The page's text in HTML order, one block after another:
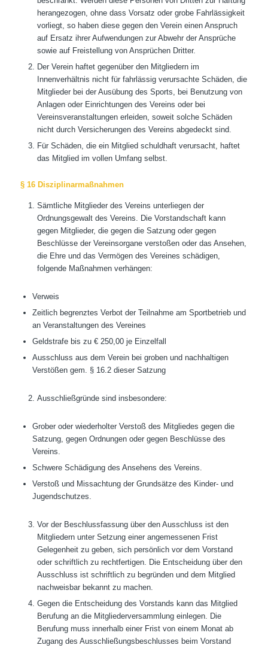
herangezogen, ohne dass Vorsatz oder grobe Fahrlässigkeit
vorliegt, so haben diese gegen den Verein einen Anspruch
auf Ersatz ihrer Aufwendungen zur Abwehr der Ansprüche
sowie auf Freistellung von Ansprüchen Dritter.
Der Verein haftet gegenüber den Mitgliedern im
Innenverhältnis nicht für fahrlässig verursachte Schäden, die
Mitglieder bei der Ausübung des Sports, bei Benutzung von
Anlagen oder Einrichtungen des Vereins oder bei
Vereinsveranstaltungen erleiden, soweit solche Schäden
nicht durch Versicherungen des Vereins abgedeckt sind.
Für Schäden, die ein Mitglied schuldhaft verursacht, haftet
das Mitglied im vollen Umfang selbst.
§ 16 Disziplinarmaßnahmen
Sämtliche Mitglieder des Vereins unterliegen der
Ordnungsgewalt des Vereins. Die Vorstandschaft kann
gegen Mitglieder, die gegen die Satzung oder gegen
Beschlüsse der Vereinsorgane verstoßen oder das Ansehen,
die Ehre und das Vermögen des Vereines schädigen,
folgende Maßnahmen verhängen:
Verweis
Zeitlich begrenztes Verbot der Teilnahme am Sportbetrieb und
an Veranstaltungen des Vereines
Geldstrafe bis zu € 250,00 je Einzelfall
Ausschluss aus dem Verein bei groben und nachhaltigen
Verstößen gem. § 16.2 dieser Satzung
Ausschließgründe sind insbesondere:
Grober oder wiederholter Verstoß des Mitgliedes gegen die
Satzung, gegen Ordnungen oder gegen Beschlüsse des
Vereins.
Schwere Schädigung des Ansehens des Vereins.
Verstoß und Missachtung der Grundsätze des Kinder- und
Jugendschutzes.
Vor der Beschlussfassung über den Ausschluss ist den
Mitgliedern unter Setzung einer angemessenen Frist
Gelegenheit zu geben, sich persönlich vor dem Vorstand
oder schriftlich zu rechtfertigen. Die Entscheidung über den
Ausschluss ist schriftlich zu begründen und dem Mitglied
nachweisbar bekannt zu machen.
Gegen die Entscheidung des Vorstands kann das Mitglied
Berufung an die Mitgliederversammlung einlegen. Die
Berufung muss innerhalb einer Frist von einem Monat ab
Zugang des Ausschließungsbeschlusses beim Vorstand